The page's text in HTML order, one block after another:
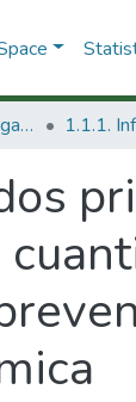
1.1 Productos de investigación